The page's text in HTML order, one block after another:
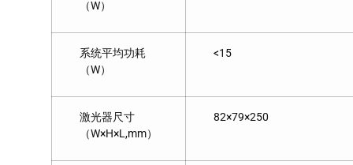
（W）
系统平均功耗
（W）
<15
激光器尺寸
（W×H×L,mm）
82×79×250